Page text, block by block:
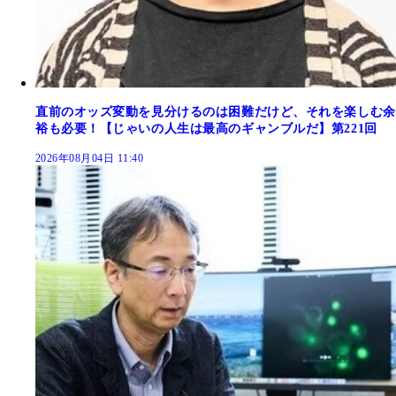
直前のオッズ変動を見分けるのは困難だけど、それを楽しむ余
裕も必要！【じゃいの人生は最高のギャンブルだ】第221回
2026年08月04日 11:40